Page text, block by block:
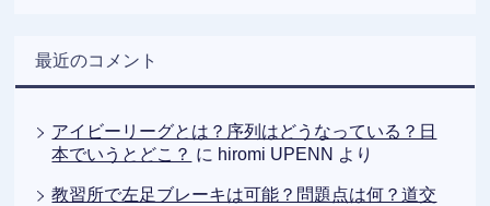
最近のコメント
アイビーリーグとは？序列はどうなっている？日
本でいうとどこ？ に hiromi UPENN より
教習所で左足ブレーキは可能？問題点は何？道交